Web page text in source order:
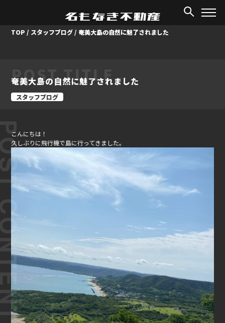
TOP / スタッフブログ /奄美大島の自然に魅了されました
POST TITLE
奄美大島の自然に魅了されました
スタッフブログ
こんにちは！
久しぶりに飛行機で島に行ってきました。